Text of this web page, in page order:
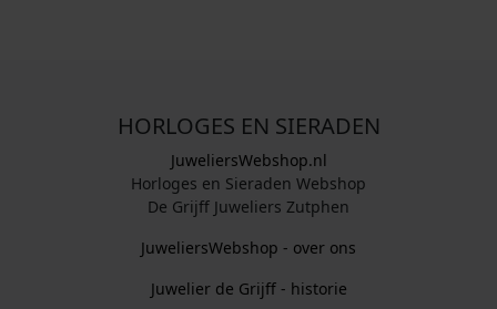
HORLOGES EN SIERADEN
JuweliersWebshop.nl
Horloges en Sieraden Webshop
De Grijff Juweliers Zutphen
JuweliersWebshop - over ons
Juwelier de Grijff - historie